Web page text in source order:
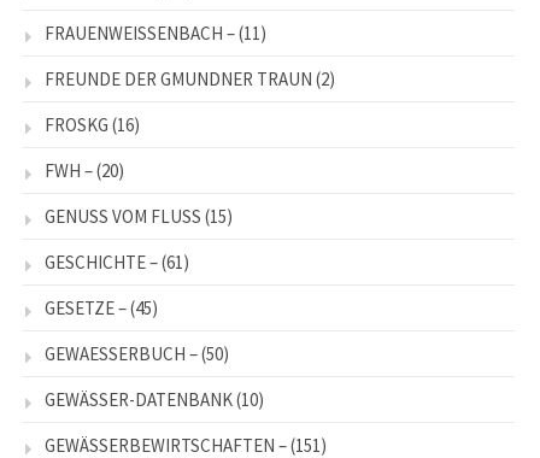
FRAUENWEISSENBACH –(11)
FREUNDE DER GMUNDNER TRAUN (2)
FROSKG (16)
FWH –(20)
GENUSS VOM FLUSS (15)
GESCHICHTE –(61)
GESETZE –(45)
GEWAESSERBUCH –(50)
GEWÄSSER-DATENBANK(10)
GEWÄSSERBEWIRTSCHAFTEN –(151)